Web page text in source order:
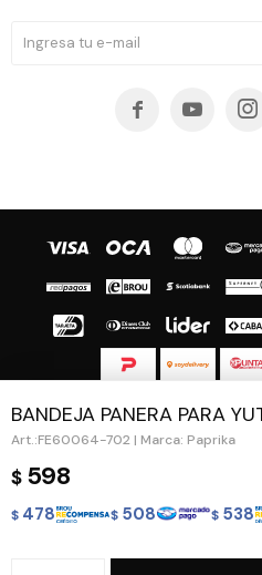
BANDEJA PANERA PARA
FE60064-702 | Marca: Paprika
$ 598
$ 478 $ 508 $ 538
  
© Copyright 2026 / Guapa - Paprika